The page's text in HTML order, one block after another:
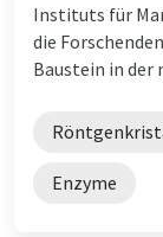
Instituts für
die
Baustein in der
Enzyme